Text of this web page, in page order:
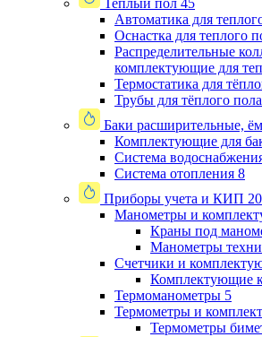
Теплый пол 45
Автоматика для
Оснастка для теплого
Распределительные
комплектующие для
Термостатика для
Трубы для тёплого пола
Баки расширительные,
Комплектующие для
Система
Система отопления 8
Приборы учета и КИП 20
Манометры и
Краны под
Манометры
Счетчики и
Комплектующие
Термоманометры 5
Термометры и
Термометры